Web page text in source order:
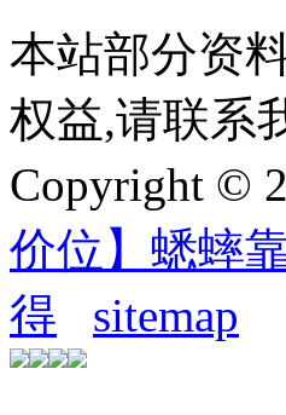
本站部分资
权益,请联系
Copyright ©
价位】蟋蟀
得
sitemap